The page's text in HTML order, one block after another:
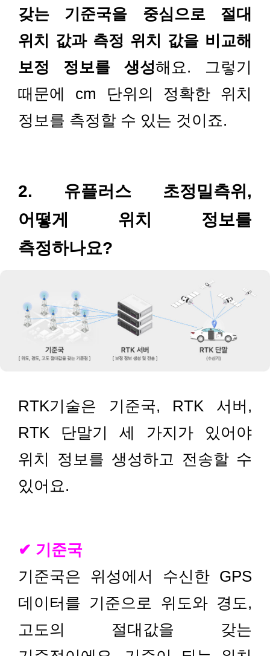
갖는 기준국을 중심으로 절대
위치 값과 측정 위치 값을 비교해
보정 정보를 생성해요. 그렇기
때문에 cm 단위의 정확한 위치
정보를 측정할 수 있는 것이죠.
2. 유플러스 초정밀측위,
어떻게 위치 정보를
측정하나요?
RTK기술은 기준국, RTK 서버,
RTK 단말기 세 가지가 있어야
위치 정보를 생성하고 전송할 수
있어요.
✔ 기준국
기준국은 위성에서 수신한 GPS
데이터를 기준으로 위도와 경도,
고도의 절대값을 갖는